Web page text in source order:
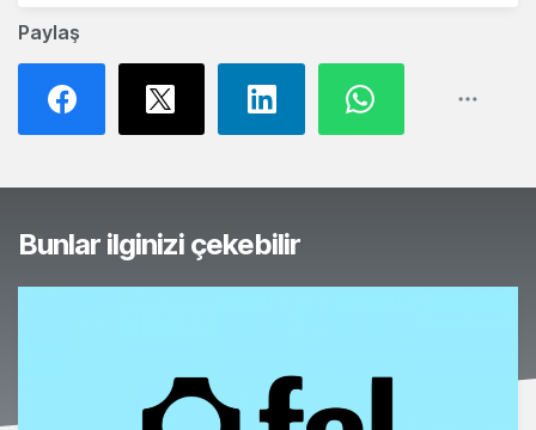
Paylaş
Bunlar ilginizi çekebilir